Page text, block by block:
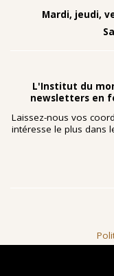
Mardi, jeudi,
L'Institut du
newsletters en
Laissez-nous vos
intéresse le plus dans